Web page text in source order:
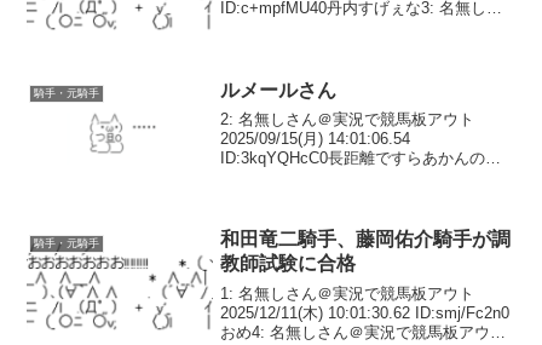
ID:c+mpfMU40丹内すげぇな3: 名無しさ
騎手・元騎手 ルメールさん
2: 名無しさん＠実況で競馬板アウト
2025/09/15(月) 14:01:06.54
ID:3kqYQHcC0長距離ですらあかんのや
騎手・元騎手
和田竜二騎手、藤岡佑介騎手が調
教師試験に合格
1: 名無しさん＠実況で競馬板アウト
2025/12/11(木) 10:01:30.62 ID:smj/Fc2n0
おめ4: 名無しさん＠実況で競馬板アウト